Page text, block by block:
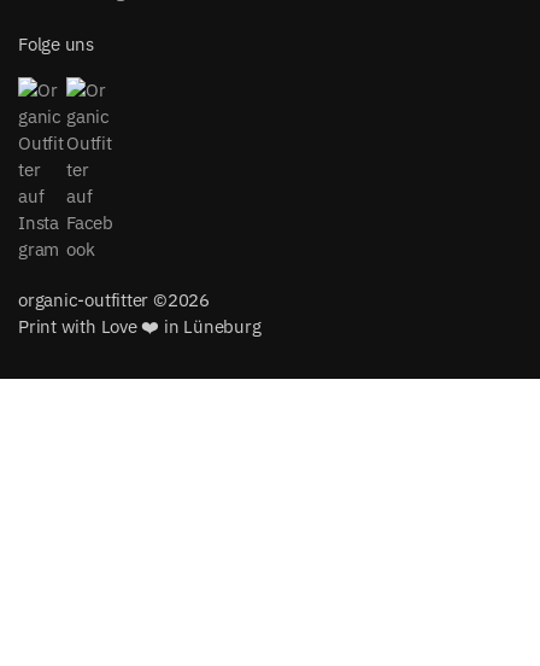
Folge uns
organic-outfitter ©2026
Print with Love ❤️ in Lüneburg